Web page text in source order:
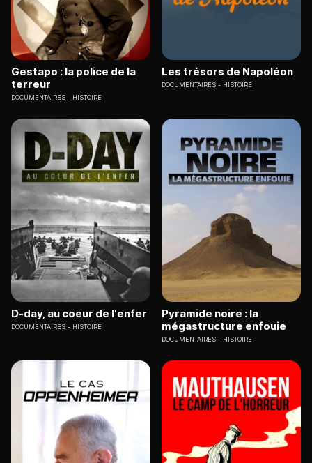
Gestapo : la police de la
terreur
DOCUMENTAIRES HISTOIRE
Les trésors de Napoléon
DOCUMENTAIRES HISTOIRE
D-day, au coeur de l'enfer
DOCUMENTAIRES HISTOIRE
Pyramide noire : la
mégastructure enfouie
DOCUMENTAIRES HISTOIRE